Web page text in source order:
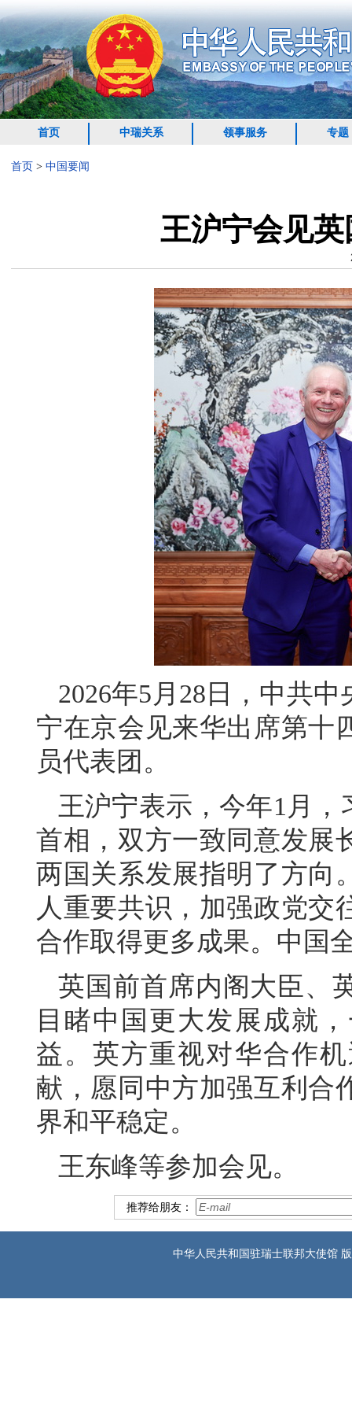
首页 中瑞关系 领事服务 专题
首页 > 中国要闻
王沪宁会见
2026年5月28日，中共
宁在京会见来华出席第十
员代表团。
王沪宁表示，今年1月
首相，双方一致同意发展
两国关系发展指明了方向
人重要共识，加强政党交
合作取得更多成果。中国
英国前首席内阁大臣、
目睹中国更大发展成就
益。英方重视对华合作
献，愿同中方加强互利合
界和平稳定。
王东峰等参加会见。
推荐给朋友：
中华人民共和国驻瑞士联邦大使馆